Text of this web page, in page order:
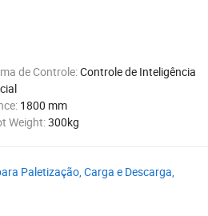
de Controle:Controle de Inteligência
1800 mm
Weight:300kg
Paletização, Carga e Descarga,